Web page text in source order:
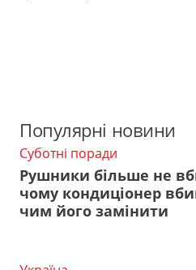
Популярні новини
Суботні поради
Рушники більше не
чому кондиціонер
чим його замінити